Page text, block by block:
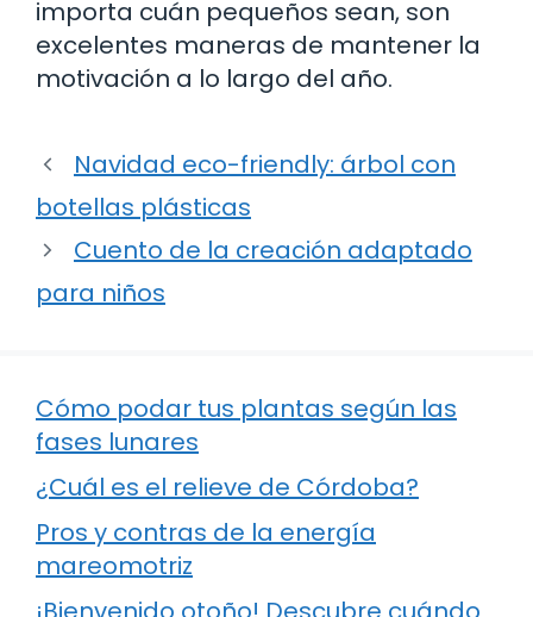
importa cuán pequeños sean, son
excelentes maneras de mantener la
motivación a lo largo del año.
Navidad eco-friendly: árbol con
botellas plásticas
Cuento de la creación adaptado
para niños
Cómo podar tus plantas según las
fases lunares
¿Cuál es el relieve de Córdoba?
Pros y contras de la energía
mareomotriz